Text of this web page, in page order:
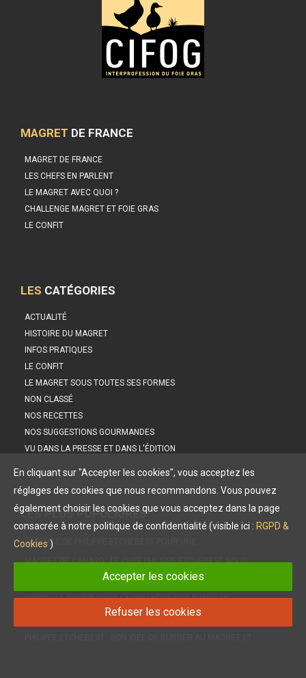
MAGRET DE FRANCE
MAGRET DE FRANCE
LES CHEFS EN PARLENT
LE MAGRET AVEC QUOI ?
CHALLENGE MAGRET ET FOIE GRAS
LE CONFIT
LES CATÉGORIES
ACTUALITÉ
HISTOIRE DU MAGRET
INFOS PRATIQUES
LE CONFIT
LE MAGRET SOUS TOUTES SES FORMES
NON CLASSÉ
NOS RECETTES
NOS SUGGESTIONS GOURMANDES
VU DANS LA PRESSE ET DANS L'ÉDITION
LES PLUSPOPULAIRES
L’ASTUCE DE PHILIPPE ETCHEBEST POUR UNE…
MAGRET DE CANARD : LE CHEF PHILIPPE ETCHEBEST NOUS…
LES PETITES SAUCES À SERVIR AVEC NOTRE MAGRET DE…
INÉDIT : LE CONFIT POUR LA PREMIÈRE FOIS DANS UNE…
DIÉTÉTIQUE, NUTRITION : LE MAGRET, UNE VIANDE IDÉALE !
En cliquant sur "Accepter les cookies", vous acceptez les
réglages des cookies que nous recommandons. Vous pouvez
également choisir les cookies que vous acceptez dans la page
consacrée à notre politique de confidentialité (visible ici : RGPD &
Cookies )
Accepter les cookies
Refuser les cookies